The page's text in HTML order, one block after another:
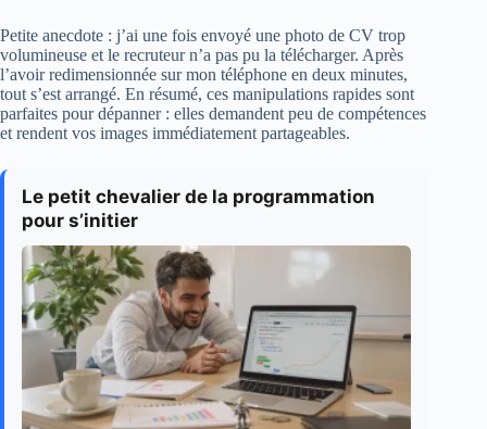
Petite anecdote : j’ai une fois envoyé une photo de CV trop
volumineuse et le recruteur n’a pas pu la télécharger. Après
l’avoir redimensionnée sur mon téléphone en deux minutes,
tout s’est arrangé. En résumé, ces manipulations rapides sont
parfaites pour dépanner : elles demandent peu de compétences
et rendent vos images immédiatement partageables.
Le petit chevalier de la programmation
pour s’initier